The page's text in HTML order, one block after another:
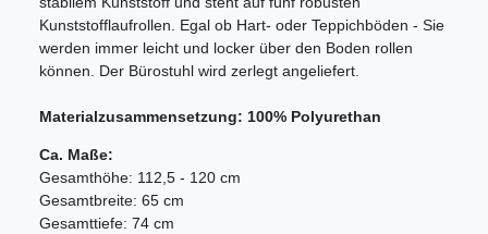
Kunststofflaufrollen. Egal ob Hart- oder Teppichböden - Sie
werden immer leicht und locker über den Boden rollen
können. Der Bürostuhl wird zerlegt angeliefert.
Materialzusammensetzung: 100% Polyurethan
Ca. Maße:
Gesamthöhe: 112,5 - 120 cm
Gesamtbreite: 65 cm
Gesamttiefe: 74 cm